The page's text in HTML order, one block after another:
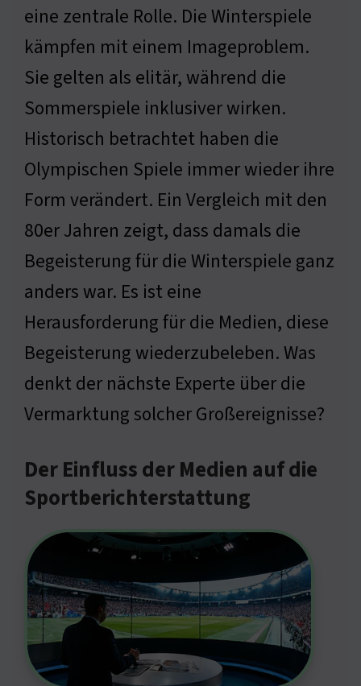
eine zentrale Rolle. Die Winterspiele
kämpfen mit einem Imageproblem.
Sie gelten als elitär, während die
Sommerspiele inklusiver wirken.
Historisch betrachtet haben die
Olympischen Spiele immer wieder ihre
Form verändert. Ein Vergleich mit den
80er Jahren zeigt, dass damals die
Begeisterung für die Winterspiele ganz
anders war. Es ist eine
Herausforderung für die Medien, diese
Begeisterung wiederzubeleben. Was
denkt der nächste Experte über die
Vermarktung solcher Großereignisse?
Der Einfluss der Medien auf die
Sportberichterstattung